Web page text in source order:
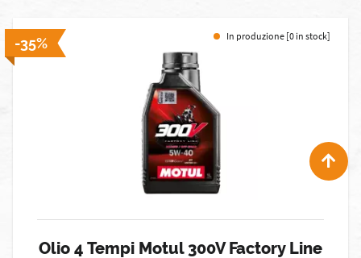
-35% In produzione [0 in stock]
Olio 4 Tempi Motul 300V Factory Line